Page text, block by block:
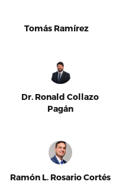
Tomás Ramírez
Dr. Ronald Collazo
Pagán
Ramón L. Rosario Cortés